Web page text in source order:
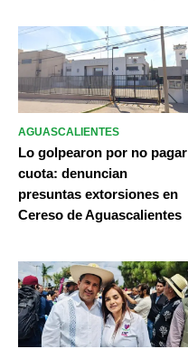
AGUASCALIENTES
Lo golpearon por no pagar
cuota: denuncian
presuntas extorsiones en
Cereso de Aguascalientes